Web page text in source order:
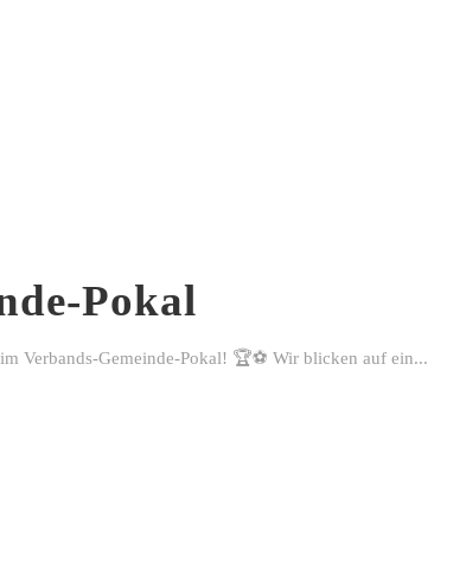
Pokal
Verbands-Gemeinde-Pokal! 🏆⚽ Wir blicken auf ein...